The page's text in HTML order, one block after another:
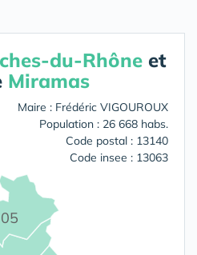
du-Rhône et
Miramas
Maire : Frédéric VIGOUROUX
Population : 26 668 habs.
Code postal : 13140
Code insee : 13063
05